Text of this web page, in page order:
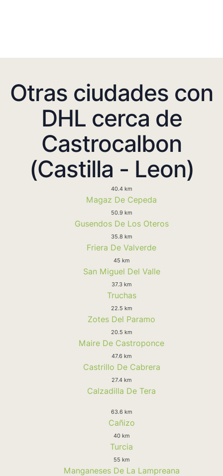
Otras ciudades con
DHL cerca de
Castrocalbon
(Castilla - Leon)
40.4 km
Magaz De Cepeda
50.9 km
Gusendos De Los Oteros
35.8 km
Friera De Valverde
45 km
San Miguel Del Valle
37.3 km
Truchas
22.5 km
Zotes Del Paramo
20.5 km
Maire De Castroponce
47.6 km
Castrillo De Cabrera
27.4 km
Calzadilla De Tera
63.6 km
Cañizo
40 km
Turcia
55 km
Manganeses De La Lampreana